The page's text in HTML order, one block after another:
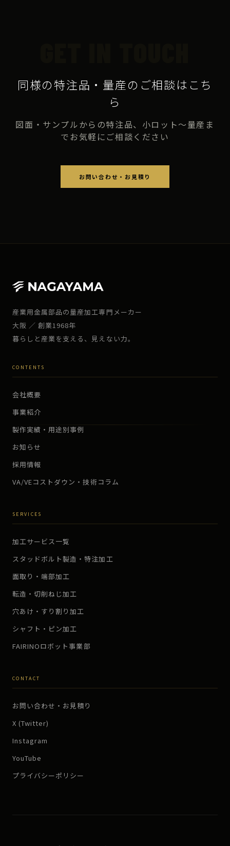
同様の特注品・量産のご相談はこち
ら
図面・サンプルからの特注品、小ロット〜量産ま
でお気軽にご相談ください
お問い合わせ・お見積り
産業用金属部品の量産加工専門メーカー
大阪 ／ 創業1968年
暮らしと産業を支える、見えない力。
CONTENTS
会社概要
事業紹介
製作実績・用途別事例
お知らせ
採用情報
VA/VEコストダウン・技術コラム
SERVICES
加工サービス一覧
スタッドボルト製造・特注加工
面取り・端部加工
転造・切削ねじ加工
穴あけ・すり割り加工
シャフト・ピン加工
FAIRINOロボット事業部
CONTACT
お問い合わせ・お見積り
X (Twitter)
Instagram
YouTube
プライバシーポリシー